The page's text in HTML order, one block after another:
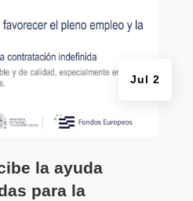
la ayuda
para la
Jul 2